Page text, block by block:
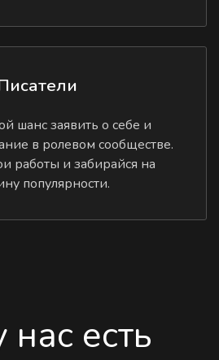
шанс заявить о себе и
в ролевом сообществе.
работы и забирайся на
популярности.
нас есть